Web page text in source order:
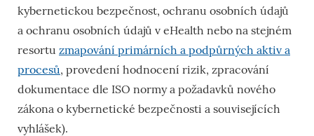
kybernetickou bezpečnost, ochranu osobních údajů
a ochranu osobních údajů v eHealth nebo na stejném
resortu zmapování primárních a podpůrných aktiv a
procesů, provedení hodnocení rizik, zpracování
dokumentace dle ISO normy a požadavků nového
zákona o kybernetické bezpečnosti a souvisejících
vyhlášek).